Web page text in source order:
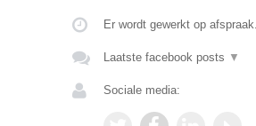
Er wordt gewerkt op afspraak.
Laatste facebook posts ▼
Sociale media: